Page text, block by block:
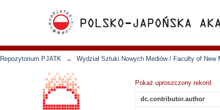
Repozytorium PJATK → Wydział Sztuki Nowych Mediów / Faculty of New
Pokaż uproszczony rekord
dc.contributor.author